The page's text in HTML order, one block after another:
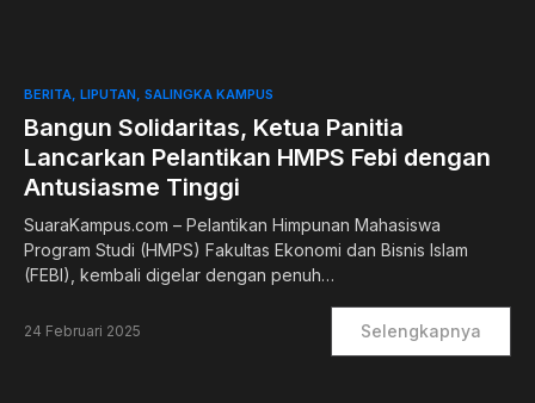
0
BERITA LIPUTAN SALINGKA KAMPUS
Bangun Solidaritas, Ketua Panitia
Lancarkan Pelantikan HMPS Febi dengan
Antusiasme Tinggi
SuaraKampus.com – Pelantikan Himpunan Mahasiswa
Program Studi (HMPS) Fakultas Ekonomi dan Bisnis Islam
(FEBI), kembali digelar dengan penuh…
24 Februari 2025 Selengkapnya